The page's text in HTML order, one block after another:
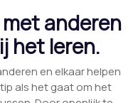
met anderen
het leren.
en elkaar helpen
als het gaat om het